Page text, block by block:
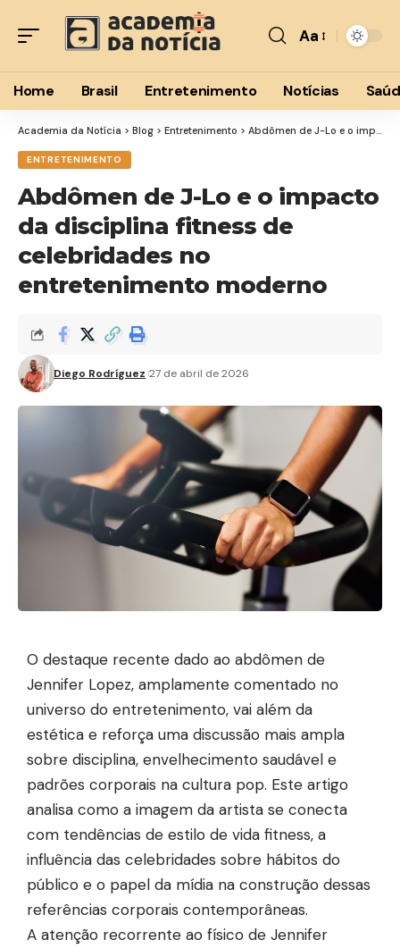
Aa
Home Brasil Entretenimento Notícias
Academia da Notícia > Blog > Entretenimento > Abdômen de J-Lo e o impacto da disciplina fitness de celebridades no entretenimento moderno
ENTRETENIMENTO
Abdômen de J-Lo e o impacto
da disciplina fitness de
celebridades no
entretenimento moderno
Diego Rodríguez 27 de abril de 2026
O destaque recente dado ao abdômen de
Jennifer Lopez, amplamente comentado no
universo do entretenimento, vai além da
estética e reforça uma discussão mais ampla
sobre disciplina, envelhecimento saudável e
padrões corporais na cultura pop. Este artigo
analisa como a imagem da artista se conecta
com tendências de estilo de vida fitness, a
influência das celebridades sobre hábitos do
público e o papel da mídia na construção dessas
referências corporais contemporâneas.
A atenção recorrente ao físico de Jennifer